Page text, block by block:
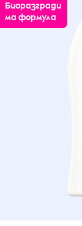
Биоразгради
ма формула